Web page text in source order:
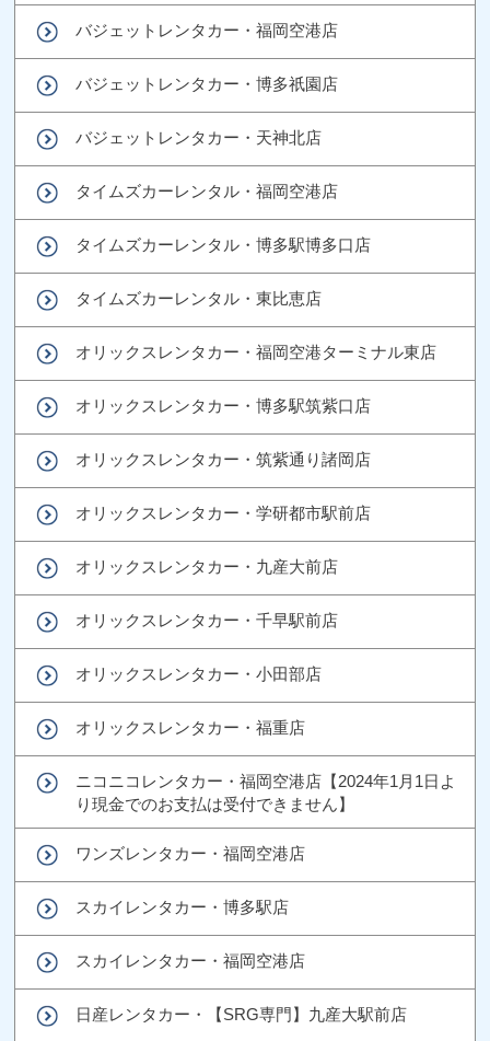
バジェットレンタカー・福岡空港店
バジェットレンタカー・博多祇園店
バジェットレンタカー・天神北店
タイムズカーレンタル・福岡空港店
タイムズカーレンタル・博多駅博多口店
タイムズカーレンタル・東比恵店
オリックスレンタカー・福岡空港ターミナル東店
オリックスレンタカー・博多駅筑紫口店
オリックスレンタカー・筑紫通り諸岡店
オリックスレンタカー・学研都市駅前店
オリックスレンタカー・九産大前店
オリックスレンタカー・千早駅前店
オリックスレンタカー・小田部店
オリックスレンタカー・福重店
ニコニコレンタカー・福岡空港店【2024年1月1日よ
り現金でのお支払は受付できません】
ワンズレンタカー・福岡空港店
スカイレンタカー・博多駅店
スカイレンタカー・福岡空港店
日産レンタカー・【SRG専門】九産大駅前店